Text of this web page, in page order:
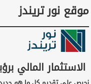
موقع نور تريندز
الاستثمار المالي